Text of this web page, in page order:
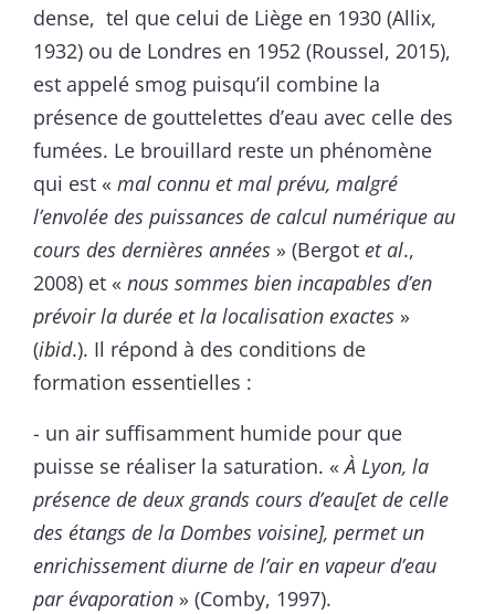
dense, tel que celui de Liège en 1930 (Allix,
1932) ou de Londres en 1952 (Roussel, 2015),
est appelé smog puisqu’il combine la
présence de gouttelettes d’eau avec celle des
fumées. Le brouillard reste un phénomène
qui est « mal connu et mal prévu, malgré
l’envolée des puissances de calcul numérique au
cours des dernières années » (Bergot et al.,
2008) et « nous sommes bien incapables d’en
prévoir la durée et la localisation exactes »
(ibid.). Il répond à des conditions de
formation essentielles :
- un air suffisamment humide pour que
puisse se réaliser la saturation. «À Lyon, la
présence de deux grands cours d’eau[et de celle
des étangs de la Dombes voisine], permet un
enrichissement diurne de l’air en vapeur d’eau
par évaporation » (Comby, 1997).